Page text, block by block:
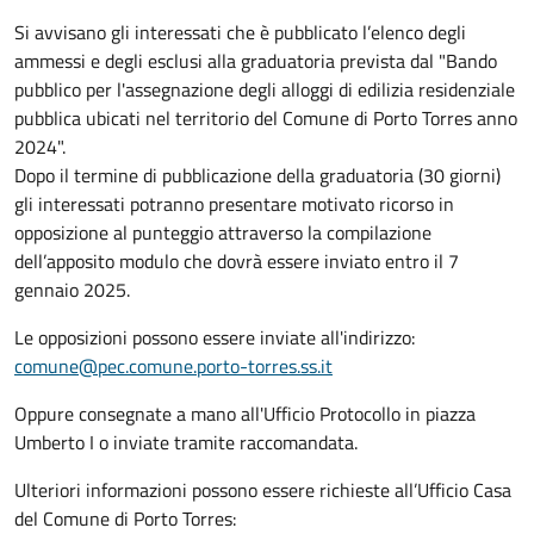
Si avvisano gli interessati che è pubblicato l’elenco degli
ammessi e degli esclusi alla graduatoria prevista dal "Bando
pubblico per l'assegnazione degli alloggi di edilizia residenziale
pubblica ubicati nel territorio del Comune di Porto Torres anno
2024".
Dopo il termine di pubblicazione della graduatoria (30 giorni)
gli interessati potranno presentare motivato ricorso in
opposizione al punteggio attraverso la compilazione
dell’apposito modulo che dovrà essere inviato entro il 7
gennaio 2025.
Le opposizioni possono essere inviate all'indirizzo:
comune@pec.comune.porto-torres.ss.it
Oppure consegnate a mano all'Ufficio Protocollo in piazza
Umberto I o inviate tramite raccomandata.
Ulteriori informazioni possono essere richieste all’Ufficio Casa
del Comune di Porto Torres: